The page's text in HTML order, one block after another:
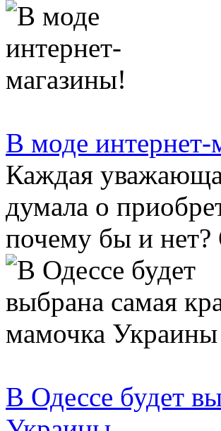
В моде интернет-
Каждая
думала о
почему бы и нет?
В Одессе будет